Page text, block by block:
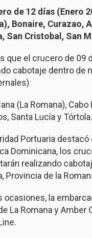
de 12 días (Enero
Bonaire, Curazao,
San Cristobal, San
que el crucero de 09
cabotaje dentro de
(La Romana),
Santa Lucía y Tórtola.
Portuaria
Dominicana, los
realizando
Provincia de la
ocasiones, la
La Romana y Amber